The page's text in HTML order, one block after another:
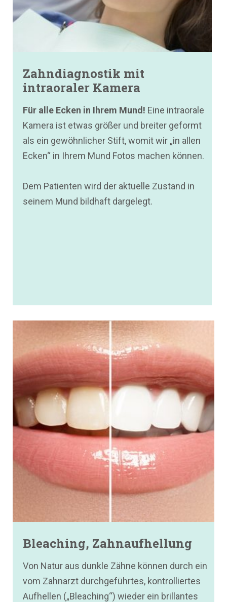
Zahndiagnostik mit
intraoraler Kamera
Für alle Ecken in Ihrem Mund! Eine intraorale
Kamera ist etwas größer und breiter geformt
als ein gewöhnlicher Stift, womit wir „in allen
Ecken“ in Ihrem Mund Fotos machen können.
Dem Patienten wird der aktuelle Zustand in
seinem Mund bildhaft dargelegt.
Bleaching, Zahnaufhellung
Von Natur aus dunkle Zähne können durch ein
vom Zahnarzt durchgeführtes, kontrolliertes
Aufhellen („Bleaching“) wieder ein brillantes